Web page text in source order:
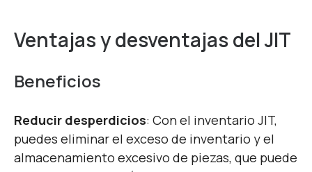
Ventajas y desventajas del JIT
Beneficios
Reducir desperdicios: Con el inventario JIT,
puedes eliminar el exceso de inventario y el
almacenamiento excesivo de piezas, que puede